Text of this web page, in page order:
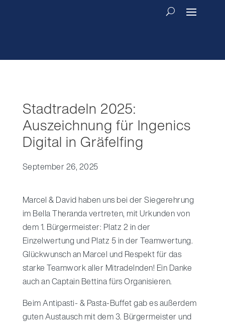
Stadtradeln 2025:
Auszeichnung für Ingenics
Digital in Gräfelfing
September 26, 2025
Marcel & David haben uns bei der Siegerehrung
im Bella Theranda vertreten, mit Urkunden von
dem 1. Bürgermeister: Platz 2 in der
Einzelwertung und Platz 5 in der Teamwertung.
Glückwunsch an Marcel und Respekt für das
starke Teamwork aller Mitradelnden! Ein Danke
auch an Captain Bettina fürs Organisieren.
Beim Antipasti- & Pasta-Buffet gab es außerdem
guten Austausch mit dem 3. Bürgermeister und